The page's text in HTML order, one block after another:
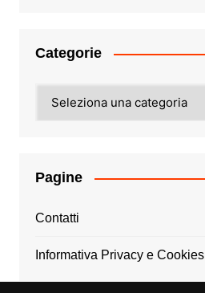
Categorie
Pagine
Contatti
Informativa Privacy e Cookies